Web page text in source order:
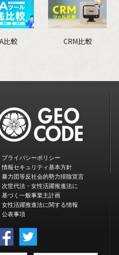
比較 CRM比較
プライバシーポリシー
情報セキュリティ基本方針
暴力団等反社会的勢力排除宣言
次世代法・女性活躍推進法に
基づく一般事業主計画
女性活躍推進法に関する情報
公表事項